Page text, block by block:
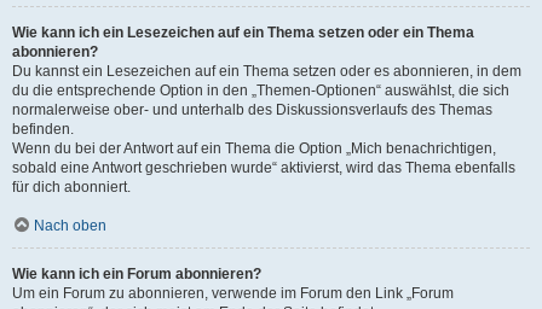
Wie kann ich ein Lesezeichen auf ein Thema setzen oder ein Thema
abonnieren?
Du kannst ein Lesezeichen auf ein Thema setzen oder es abonnieren, in dem
du die entsprechende Option in den „Themen-Optionen“ auswählst, die sich
normalerweise ober- und unterhalb des Diskussionsverlaufs des Themas
befinden.
Wenn du bei der Antwort auf ein Thema die Option „Mich benachrichtigen,
sobald eine Antwort geschrieben wurde“ aktivierst, wird das Thema ebenfalls
für dich abonniert.
Nach oben
Wie kann ich ein Forum abonnieren?
Um ein Forum zu abonnieren, verwende im Forum den Link „Forum